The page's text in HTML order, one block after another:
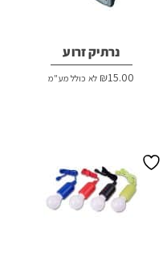
נרתיק זרוע
₪15.00 לא כולל מע"מ